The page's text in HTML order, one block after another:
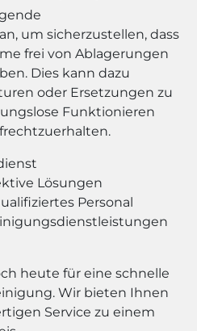
um sicherzustellen, dass
frei von Ablagerungen
Dies kann dazu
oder Ersetzungen zu
Funktionieren
Lösungen
Personal
heute für eine schnelle
Wir bieten Ihnen
Service zu einem